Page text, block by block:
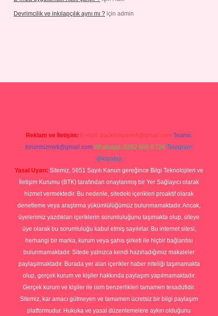
Devrimcilik ve inkılapçılık aynı mı ? için admin
Reklam ve İletişim: E-mail: backlinkpaneli@gmail.com Teams:
forumhizmeti@gmail.com Whatsapp: 0262 606 0 726 Telegram:
@karabul
Yasal Uyarı: Sitemiz, 5651 Sayılı Kanun gereğince Bilgi Teknolojileri ve
İletişim Kurumu (BTK) tarafından onaylanmış bir Yer Sağlayıcı olarak
hizmet vermektedir. Bu nedenle, sitedeki içerikleri proaktif olarak
denetleme veya araştırma yükümlülüğümüz bulunmamaktadır. Ancak,
üyelerimiz yazdıkları içeriklerin sorumluluğunu taşımakta olup, siteye
üye olarak bu sorumluluğu kabul etmiş sayılırlar. Bu internet sitesi,
herhangi bir marka, kurum veya şahıs şirketi ile hiçbir bağlantısı
bulunmamaktadır. Sitede yalnızca kendi hazırladığımız makaleler
paylaşılmaktadır. Burada yer alan içerikler haber niteliği taşımamakta
olup, gerçek kurum ve kişiler hakkında paylaşım yapılmamaktadır.
Gerçek kurum ve kişiler ile isim benzerlikleri tamamen tesadüfidir.
Sitemiz, kar amacı gütmeyen ve tamamen ücretsiz bir bilgi paylaşım
platformudur. Hukuka ve yasal düzenlemelere aykırı olduğunu